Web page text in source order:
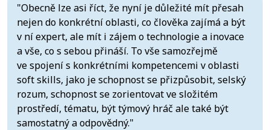
"Obecně lze asi říct, že nyní je důležité mít přesah
nejen do konkrétní oblasti, co člověka zajímá a být
v ní expert, ale mít i zájem o technologie a inovace
a vše, co s sebou přináší. To vše samozřejmě
ve spojení s konkrétními kompetencemi v oblasti
soft skills, jako je schopnost se přizpůsobit, selský
rozum, schopnost se zorientovat ve složitém
prostředí, tématu, být týmový hráč ale také být
samostatný a odpovědný."